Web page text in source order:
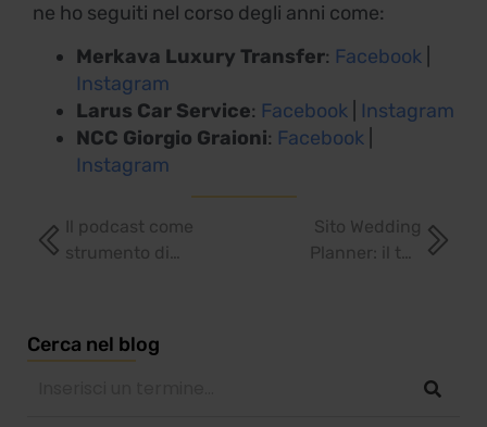
ne ho seguiti nel corso degli anni come:
Merkava Luxury Transfer: Facebook
Instagram
Larus Car Service: Facebook
Instagram
NCC Giorgio Graioni: Facebook
Instagram
Il podcast come
strumento di
Sito Wedding
Planner: il tuo
Cerca nel blog